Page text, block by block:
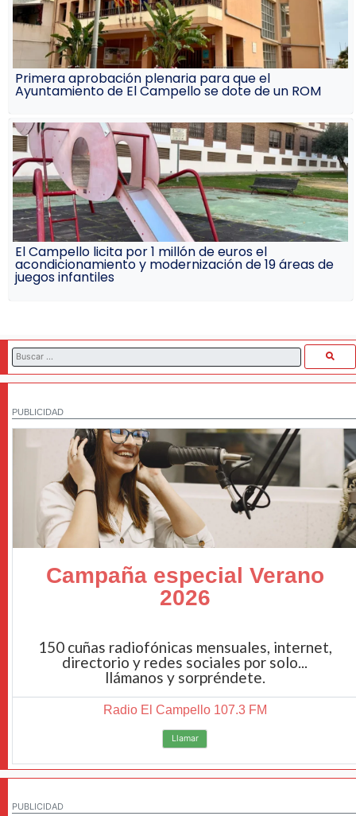
Primera aprobación plenaria para que el
Ayuntamiento de El Campello se dote de un ROM
El Campello licita por 1 millón de euros el
acondicionamiento y modernización de 19 áreas de
juegos infantiles
PUBLICIDAD
Campaña especial Verano
2026
150 cuñas radiofónicas mensuales, internet,
directorio y redes sociales por solo...
llámanos y sorpréndete.
Radio El Campello 107.3 FM
Llamar
PUBLICIDAD